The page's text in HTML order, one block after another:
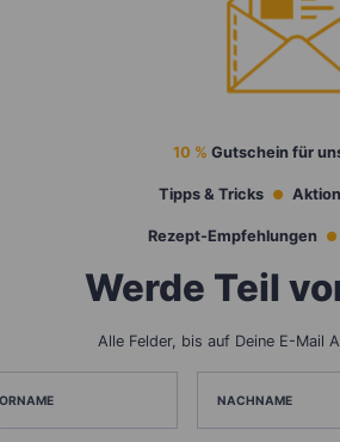
10 % Gutschein für
Tipps & Tricks
Rezept-Empfehlungen
Werde Teil
Alle Felder, bis auf Deine E-Mail
NACHNAME